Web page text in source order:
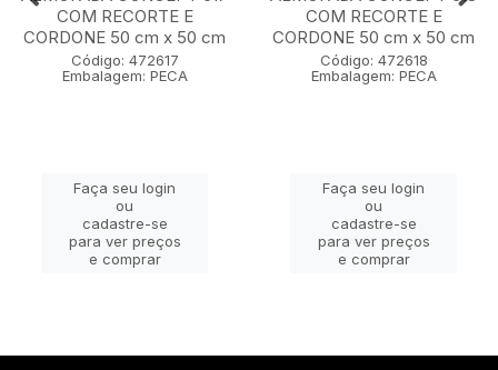
COM RECORTE E
CORDONE 50 cm x 50 cm
Código: 472617
Embalagem: PECA
Faça seu login
ou
cadastre-se
para ver preços
e comprar
COM RECORTE E
CORDONE 50 cm x 50 cm
Código: 472618
Embalagem: PECA
Faça seu login
ou
cadastre-se
para ver preços
e comprar